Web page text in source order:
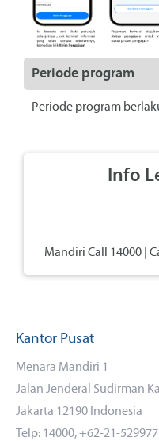
Periode program
Periode program
Info
Mandiri Call 14000 |
Kantor Pusat
Menara Mandiri 1
Jalan Jenderal Sudirman
Jakarta 12190 Indonesia
Telp: 14000, +62-21-